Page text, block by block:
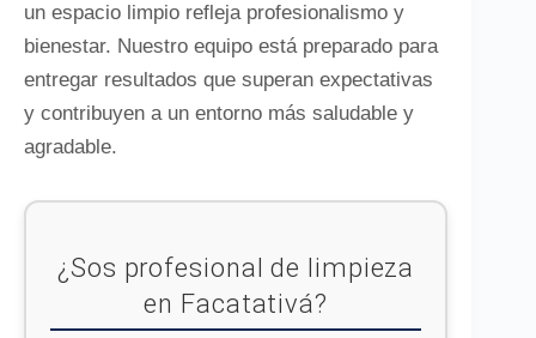
un espacio limpio refleja profesionalismo y
bienestar. Nuestro equipo está preparado para
entregar resultados que superan expectativas
y contribuyen a un entorno más saludable y
agradable.
¿Sos profesional de limpieza
en Facatativá?